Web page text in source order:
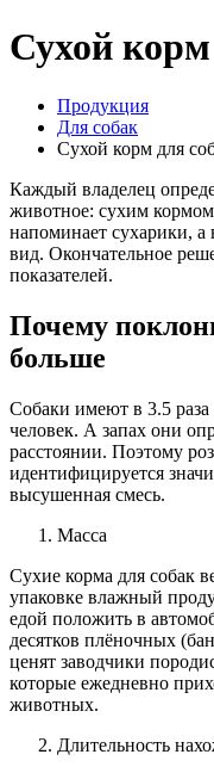
Сухой
Продукция
Для собак
Сухой корм для
Каждый владелец
животное: сухим
напоминает сухарики,
вид. Окончательное
показателей.
Почему
больше
Собаки имеют в 3.5
человек. А запах они
расстоянии. Поэтому
идентифицируется
высушенная смесь.
Масса
Сухие корма для собак
упаковке влажный
едой положить в
десятков плёночных
ценят заводчики
которые ежедневно
животных.
Длительность